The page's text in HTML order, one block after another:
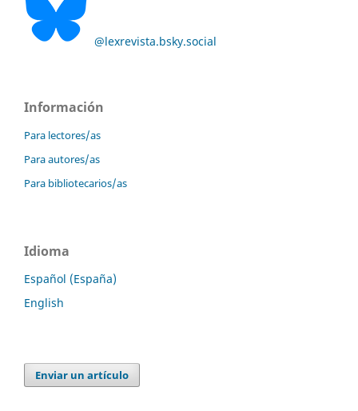
@lexrevista.bsky.social
Información
Para lectores/as
Para autores/as
Para bibliotecarios/as
Idioma
Español (España)
English
Enviar un artículo